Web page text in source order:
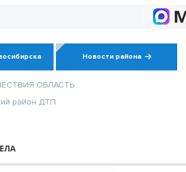
Новости района
ОБЛАСТЬ
район ДТП